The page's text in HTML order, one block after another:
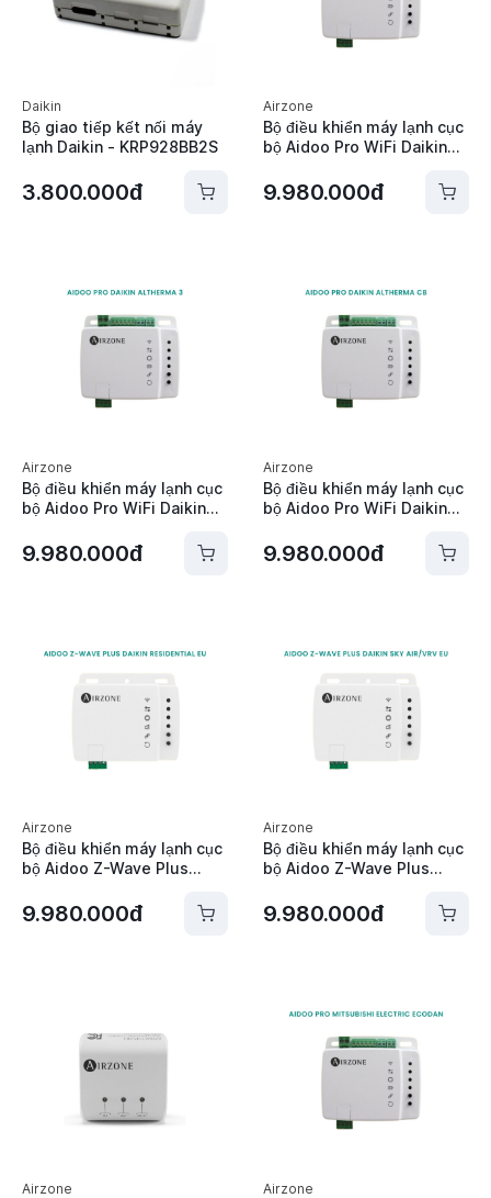
Daikin
Bộ giao tiếp kết nối máy
lạnh Daikin - KRP928BB2S
3.800.000đ
Airzone
Bộ điều khiển máy lạnh cục
bộ Aidoo Pro WiFi Daikin
AZAI6WSPDA0
9.980.000đ
Airzone
Bộ điều khiển máy lạnh cục
bộ Aidoo Pro WiFi Daikin
AZAI6WSPDA2
9.980.000đ
Airzone
Bộ điều khiển máy lạnh cục
bộ Aidoo Pro WiFi Daikin
- AZAI6WSPDA4
9.980.000đ
Airzone
Bộ điều khiển máy lạnh cục
bộ Aidoo Z-Wave Plus
Airzone - AZAI6ZWEDA0
9.980.000đ
Airzone
Bộ điều khiển máy lạnh cục
bộ Aidoo Z-Wave Plus
EU Airzone - AZAI6ZWEDA1
9.980.000đ
Airzone Airzone